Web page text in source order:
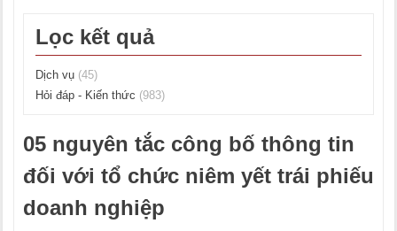
Lọc kết quả
Dịch vụ (45)
Hỏi đáp - Kiến thức (983)
05 nguyên tắc công bố thông tin
đối với tổ chức niêm yết trái phiếu
doanh nghiệp